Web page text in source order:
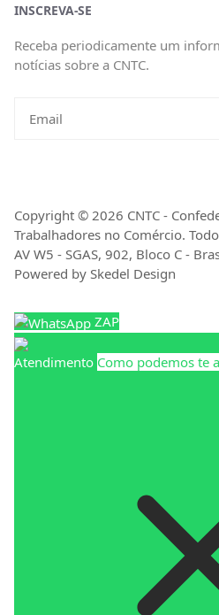
INSCREVA-SE
Receba periodicamente um
notícias sobre a CNTC.
Copyright © 2026 CNTC -
Trabalhadores no Comércio.
AV W5 - SGAS, 902, Bloco C -
Powered by Skedel Design
ZAP
Atendimento Como podemos te